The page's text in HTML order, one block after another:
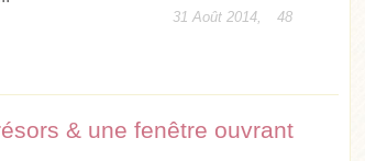
31 Août 2014, 48
& une fenêtre ouvrant